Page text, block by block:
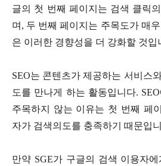
글의 첫 번째 페이지는 검색 클릭의
며, 두 번째 페이지는 주목도가 매
은 이러한 경향성을 더 강화할 것입
SEO는 콘텐츠가 제공하는 서비스
도를 만나게 하는 활동입니다.
주목하지 않는 이유는 첫 번째 페
자가 검색의도를 충족하기 때문입
만약 SGE가 구글의 검색 이용자